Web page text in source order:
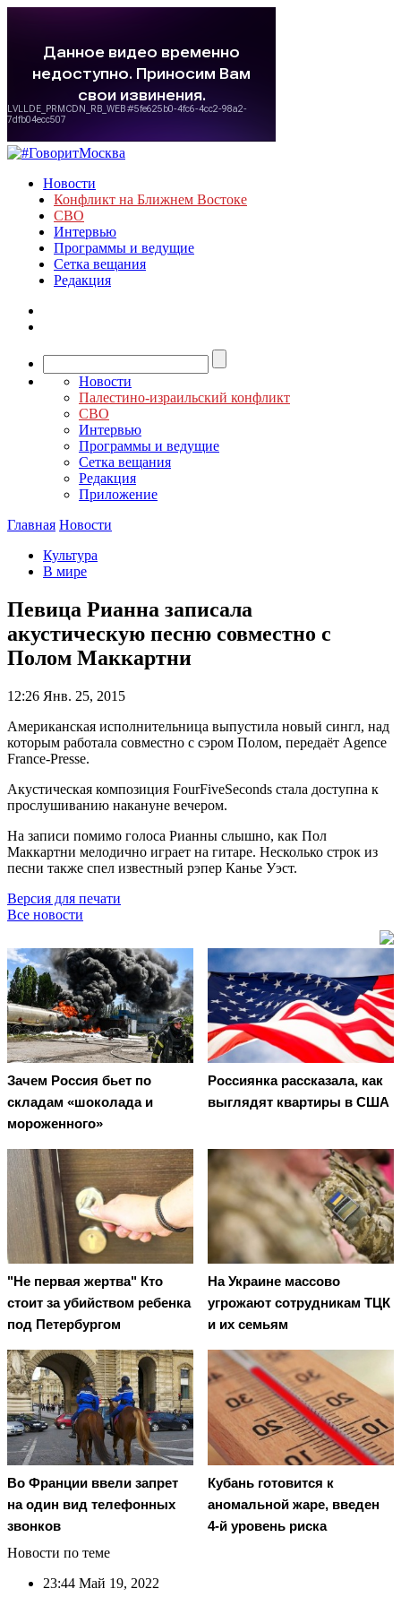
Новости
Конфликт на Ближнем Востоке
СВО
Интервью
Программы и ведущие
Сетка вещания
Редакция
Новости
Палестино-израильский конфликт
СВО
Интервью
Программы и ведущие
Сетка вещания
Редакция
Приложение
Главная Новости
Культура
В мире
Певица Рианна записала
акустическую песню совместно с
Полом Маккартни
12:26 Янв. 25, 2015
Американская исполнительница выпустила новый сингл, над
которым работала совместно с сэром Полом, передаёт Agence
France-Presse.
Акустическая композиция FourFiveSeconds стала доступна к
прослушиванию накануне вечером.
На записи помимо голоса Рианны слышно, как Пол
Маккартни мелодично играет на гитаре. Несколько строк из
песни также спел известный рэпер Канье Уэст.
Версия для печати
Все новости
Зачем Россия бьет по
складам «шоколада и
мороженного»
Россиянка рассказала, как
выглядят квартиры в США
"Не первая жертва" Кто
стоит за убийством ребенка
под Петербургом
На Украине массово
угрожают сотрудникам ТЦК
и их семьям
Во Франции ввели запрет
на один вид телефонных
звонков
Кубань готовится к
аномальной жаре, введен
4-й уровень риска
Новости по теме
23:44 Май 19, 2022